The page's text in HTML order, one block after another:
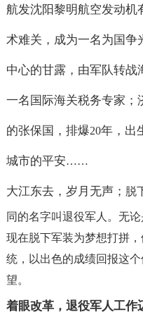
航发沈阳黎明航空发动机
术难关，成为一名为国争
中心的甘露，由军队转战
一名国际海关税务专家；
的张保国，排爆20年，出
城市的平安……
大江东去，岁月无声； 脱
同的名字叫退役军人。 无
现在脱下军装为梦想打拼
统，以出色的成绩回报这
望。
着眼改革，退役军人工作